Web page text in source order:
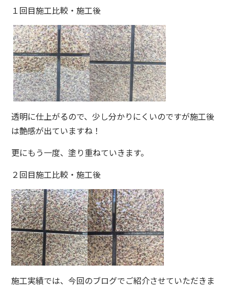
１回目施工比較・施工後
透明に仕上がるので、少し分かりにくいのですが施工後
は艶感が出ていますね！
更にもう一度、塗り重ねていきます。
２回目施工比較・施工後
施工実績では、今回のブログでご紹介させていただきま